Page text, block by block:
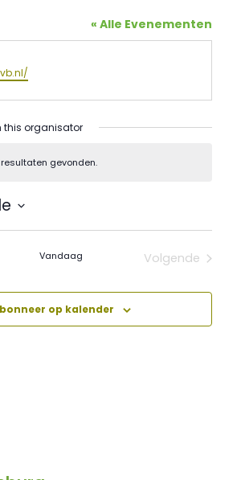
« Alle Evenementen
this organisator
resultaten gevonden.
Vandaag
Volgende
op kalender